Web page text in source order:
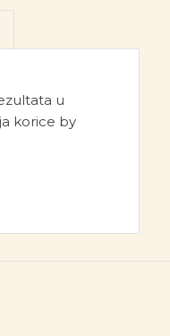
u
korice by